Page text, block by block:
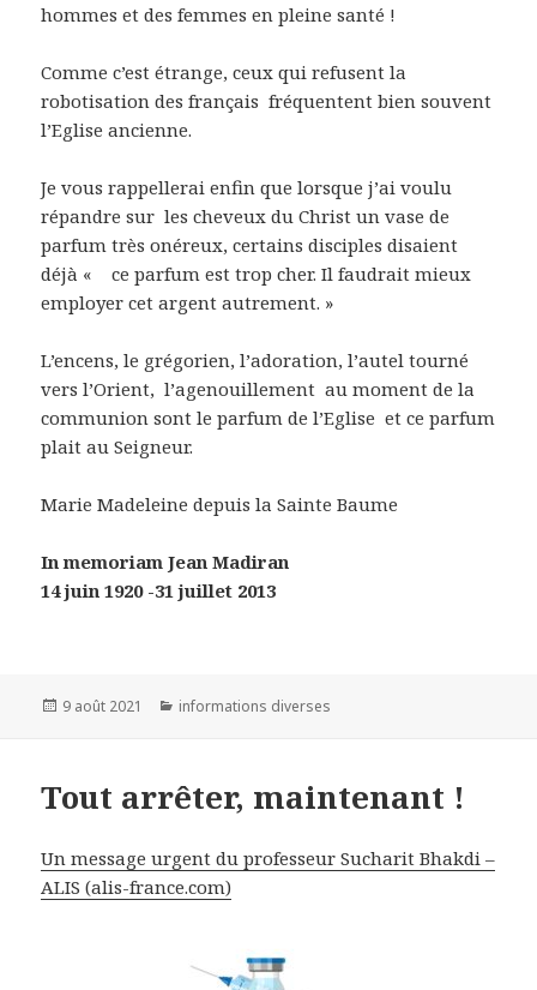
hommes et des femmes en pleine santé !
Comme c’est étrange, ceux qui refusent la
robotisation des français fréquentent bien souvent
l’Eglise ancienne.
Je vous rappellerai enfin que lorsque j’ai voulu
répandre sur les cheveux du Christ un vase de
parfum très onéreux, certains disciples disaient
déjà « ce parfum est trop cher. Il faudrait mieux
employer cet argent autrement. »
L’encens, le grégorien, l’adoration, l’autel tourné
vers l’Orient, l’agenouillement au moment de la
communion sont le parfum de l’Eglise et ce parfum
plait au Seigneur.
Marie Madeleine depuis la Sainte Baume
In memoriam Jean Madiran
14 juin 1920 -31 juillet 2013
Publié
9 août 2021 Catégories
informations diverses
Tout arrêter, maintenant !
Un message urgent du professeur Sucharit Bhakdi –
ALIS (alis-france.com)